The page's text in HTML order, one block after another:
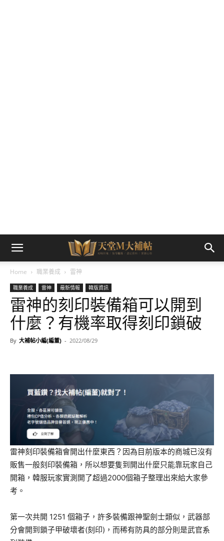
Home 職業養成 雷神
職業養成 雷神 最新情報 韓版資訊
雷神的刻印裝備箱可以開到
什麼？有機率取得刻印鎖破
By 大補帖小編(編董) - 2022/08/29
雷神刻印裝備箱會開出什麼東西？因為目前版本的商城已沒有
販售一般刻印裝備箱，所以想要隻到開出什麼只能靠玩家自己
開箱，韓服玩家實測開了超過2000個箱子整理出來給大家參
考。
第一次共開 1251 個箱子，許多裝備跟神聖劍士類似，武器部
分會開到鎖子甲破壞者(刻印)，而稀有防具的部分則是武官系